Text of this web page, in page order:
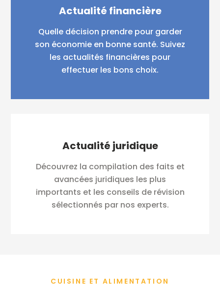
Actualité financière
Quelle décision prendre pour garder
son économie en bonne santé. Suivez
les actualités financières pour
effectuer les bons choix.
Actualité juridique
Découvrez la compilation des faits et
avancées juridiques les plus
importants et les conseils de révision
sélectionnés par nos experts.
CUISINE ET ALIMENTATION